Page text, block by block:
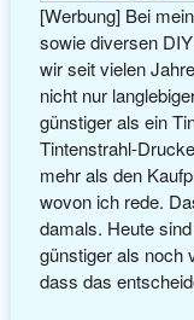
[Werbung] Bei
sowie diversen
wir seit vielen
nicht nur
günstiger als ein
Tintenstrahl-
mehr als den
wovon ich rede.
damals. Heute
günstiger als noch
dass das